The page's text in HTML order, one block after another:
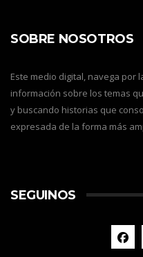
SOBRE NOSOTROS
Este medio digital, navega por
información sobre los temas
y buscando historias que
expresada de la forma más
SEGUINOS